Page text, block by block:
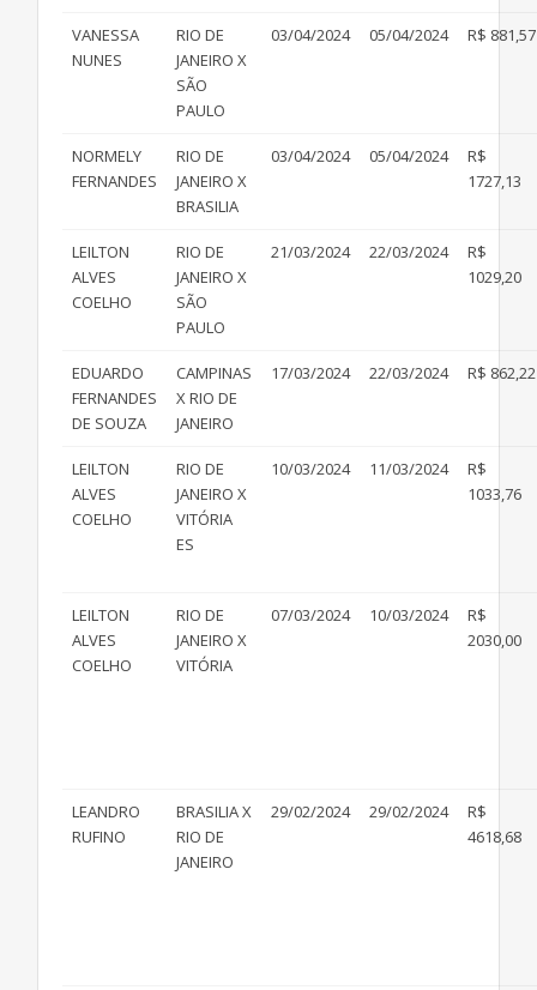
VANESSA
NUNES
RIO DE
JANEIRO X
SÃO
PAULO
03/04/2024 05/04/2024 R$ 881,57
NORMELY
FERNANDES
RIO DE
JANEIRO X
BRASILIA
03/04/2024 05/04/2024
R$
1727,13
LEILTON
ALVES
COELHO
RIO DE
JANEIRO X
SÃO
PAULO
21/03/2024 22/03/2024
R$
1029,20
EDUARDO
FERNANDES
DE SOUZA
CAMPINAS
X RIO DE
JANEIRO
17/03/2024 22/03/2024 R$ 862,22
LEILTON
ALVES
COELHO
RIO DE
JANEIRO X
VITÓRIA
ES
10/03/2024 11/03/2024
R$
1033,76
LEILTON
ALVES
COELHO
RIO DE
JANEIRO X
VITÓRIA
07/03/2024 10/03/2024
R$
2030,00
LEANDRO
RUFINO
BRASILIA X
RIO DE
JANEIRO
29/02/2024 29/02/2024
R$
4618,68